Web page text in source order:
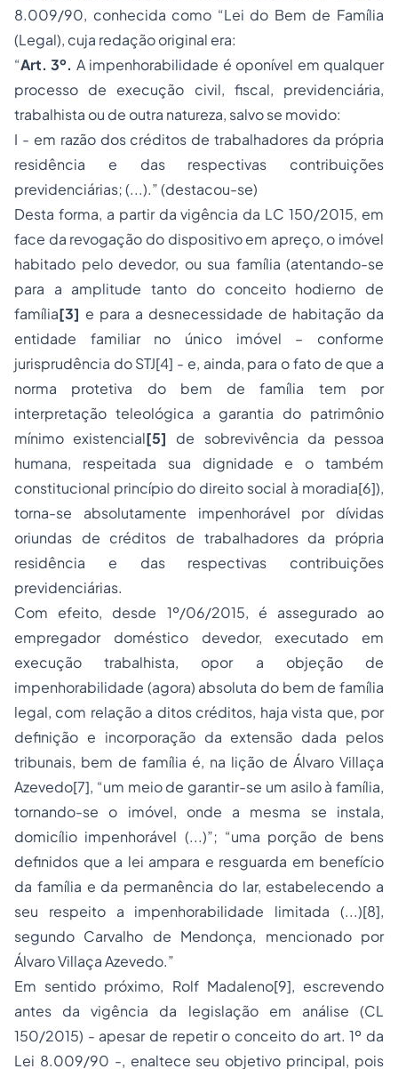
8.009/90, conhecida como “Lei do Bem de Família
(Legal), cuja redação original era:
“Art. 3º. A impenhorabilidade é oponível em qualquer
processo de execução civil, fiscal, previdenciária,
trabalhista ou de outra natureza, salvo se movido:
I - em razão dos créditos de trabalhadores da própria
residência e das respectivas contribuições
previdenciárias; (...).” (destacou-se)
Desta forma, a partir da vigência da LC 150/2015, em
face da revogação do dispositivo em apreço, o imóvel
habitado pelo devedor, ou sua família (atentando-se
para a amplitude tanto do conceito hodierno de
família[3] e para a desnecessidade de habitação da
entidade familiar no único imóvel – conforme
jurisprudência do STJ[4] - e, ainda, para o fato de que a
norma protetiva do bem de família tem por
interpretação teleológica a garantia do patrimônio
mínimo existencial[5]
de sobrevivência da pessoa
humana, respeitada sua dignidade e o também
constitucional princípio do direito social à moradia[6]),
torna-se absolutamente impenhorável por dívidas
oriundas de créditos de trabalhadores da própria
residência e das respectivas contribuições
previdenciárias.
Com efeito, desde 1º/06/2015, é assegurado ao
empregador doméstico devedor, executado em
execução trabalhista, opor a objeção de
impenhorabilidade (agora) absoluta do bem de família
legal, com relação a ditos créditos, haja vista que, por
definição e incorporação da extensão dada pelos
tribunais, bem de família é, na lição de Álvaro Villaça
Azevedo[7], “um meio de garantir-se um asilo à família,
tornando-se o imóvel, onde a mesma se instala,
domicílio impenhorável (...)”; “uma porção de bens
definidos que a lei ampara e resguarda em benefício
da família e da permanência do lar, estabelecendo a
seu respeito a impenhorabilidade limitada (...)[8],
segundo Carvalho de Mendonça, mencionado por
Álvaro Villaça Azevedo.”
Em sentido próximo, Rolf Madaleno[9], escrevendo
antes da vigência da legislação em análise (CL
150/2015) - apesar de repetir o conceito do art. 1º da
Lei 8.009/90 -, enaltece seu objetivo principal, pois